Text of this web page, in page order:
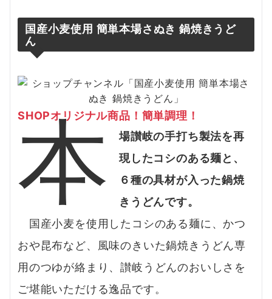
国産小麦使用 簡単本場さぬき 鍋焼きうど
ん
SHOPオリジナル商品！簡単調理！
本
場讃岐の手打ち製法を再
現したコシのある麺と、
６種の具材が入った鍋焼
きうどんです。
国産小麦を使用したコシのある麺に、かつ
おや昆布など、風味のきいた鍋焼きうどん専
用のつゆが絡まり、讃岐うどんのおいしさを
ご堪能いただける逸品です。